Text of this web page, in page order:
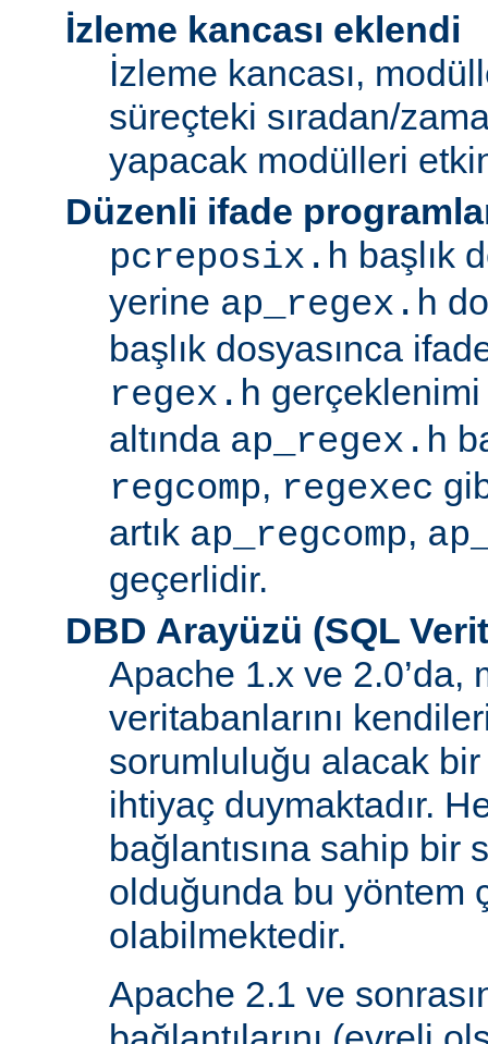
İzleme kancası eklendi
İzleme kancası,
süreçteki sıradan/
yapacak modülleri
Düzenli ifade
pcreposix.h başlık
yerine ap_regex.h
başlık dosyasınca
regex.h
altında ap_regex.h
regcomp, regexec
artık ap_regcomp,
geçerlidir.
DBD Arayüzü (SQL
Apache 1.x ve 2.0’da,
veritabanlarını
sorumluluğu alacak bir
ihtiyaç duymaktadır.
bağlantısına sahip bir
olduğunda bu yöntem
olabilmektedir.
Apache 2.1 ve